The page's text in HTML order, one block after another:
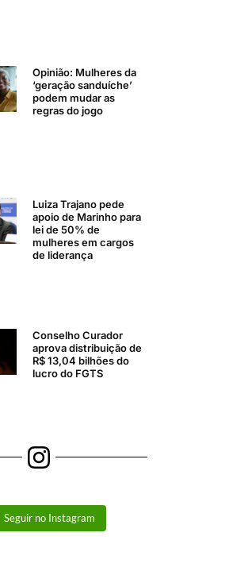
Opinião: Mulheres da
‘geração sanduíche’
podem mudar as
regras do jogo
Luiza Trajano pede
apoio de Marinho para
lei de 50% de
mulheres em cargos
de liderança
Conselho Curador
aprova distribuição de
R$ 13,04 bilhões do
lucro do FGTS
Seguir no Instagram